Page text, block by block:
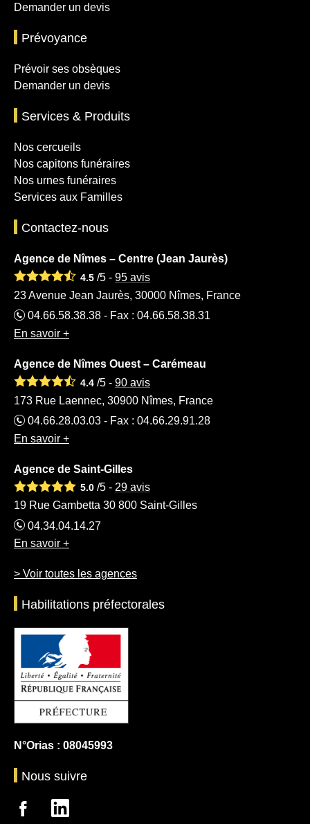
Demander un devis
Prévoyance
Prévoir ses obsèques
Demander un devis
Services & Produits
Nos cercueils
Nos capitons funéraires
Nos urnes funéraires
Services aux Familles
Contactez-nous
Agence de Nîmes – Centre (Jean Jaurès)
4.5 /5 - 95 avis
23 Avenue Jean Jaurès, 30000 Nîmes, France
04.66.58.38.38 - Fax : 04.66.58.38.31
En savoir +
Agence de Nîmes Ouest – Carémeau
4.4 /5 - 90 avis
173 Rue Laennec, 30900 Nîmes, France
04.66.28.03.03 - Fax : 04.66.29.91.28
En savoir +
Agence de Saint-Gilles
5.0 /5 - 29 avis
19 Rue Gambetta 30 800 Saint-Gilles
04.34.04.14.27
En savoir +
> Voir toutes les agences
Habilitations préfectorales
N°Orias : 08045993
Nous suivre